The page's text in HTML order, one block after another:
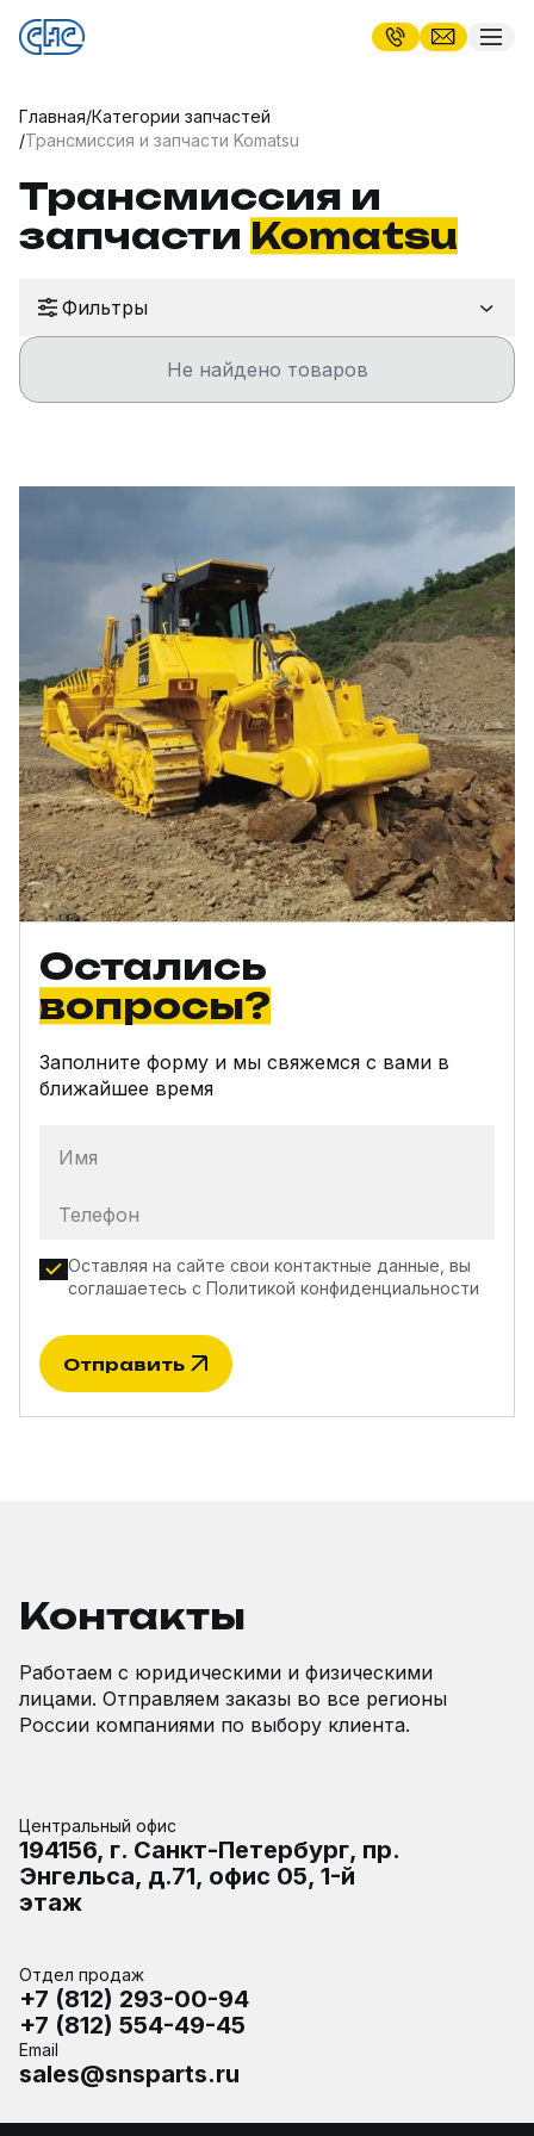
Главная/Категории запчастей
/Трансмиссия и запчасти Komatsu
Трансмиссия и
запчасти Komatsu
Фильтры
Не найдено товаров
Остались
вопросы?
Заполните форму и мы свяжемся с вами в
ближайшее время
Имя
Телефон
Оставляя на сайте свои контактные данные, вы
соглашаетесь с Политикой конфиденциальности
Отправить
Контакты
Работаем с юридическими и физическими
лицами. Отправляем заказы во все регионы
России компаниями по выбору клиента.
Центральный офис
194156, г. Санкт-Петербург, пр.
Энгельса, д.71, офис 05, 1-й
этаж
Отдел продаж
+7 (812) 293-00-94
+7 (812) 554-49-45
Email
sales@snsparts.ru